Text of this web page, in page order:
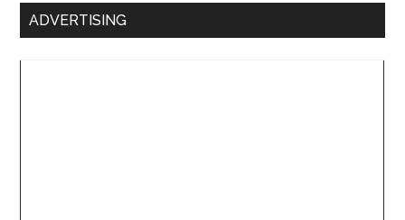
ADVERTISING